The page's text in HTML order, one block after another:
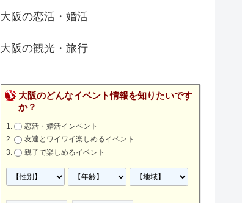
大阪の恋活・婚活
大阪の観光・旅行
大阪のどんなイベント情報を知りたいです
か？
恋活・婚活インベント
友達とワイワイ楽しめるイベント
親子で楽しめるイベント